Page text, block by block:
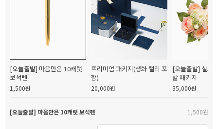
[오늘출발] 마음만은 10캐럿
보석펜
1,500원
프리미엄 패키지(생화 캘리 포
함)
20,000원
[오늘출발] 실크
발 패키지
35,000원
[오늘출발] 마음만은 10캐럿 보석펜 1,500원